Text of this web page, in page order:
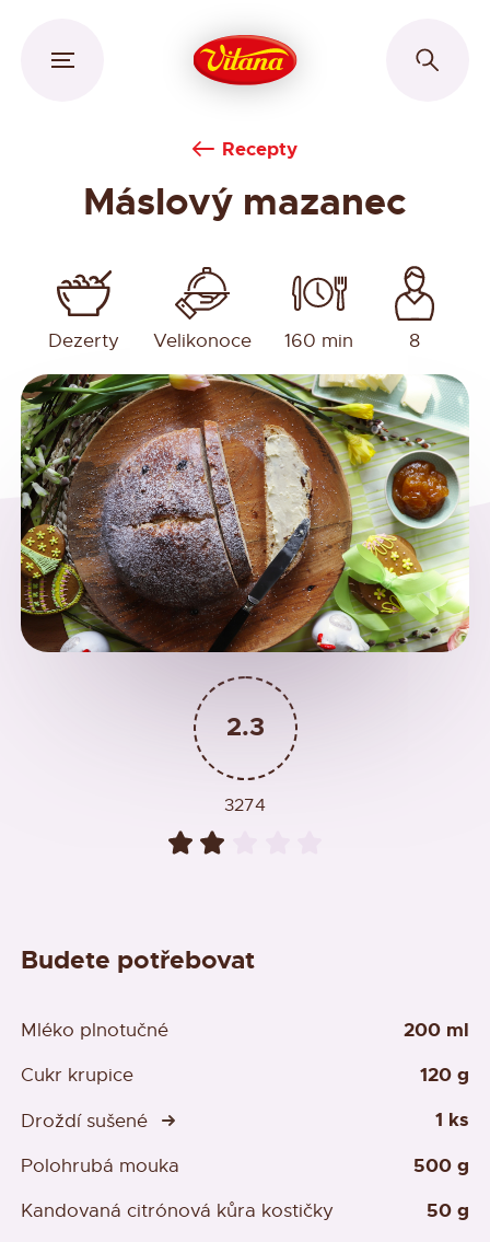
Recepty
Máslový mazanec
Dezerty Velikonoce 160 min 8
2.3
3274
Budete potřebovat
Mléko plnotučné 200 ml
Cukr krupice 120 g
Droždí sušené 1 ks
Polohrubá mouka 500 g
Kandovaná citrónová kůra kostičky 50 g